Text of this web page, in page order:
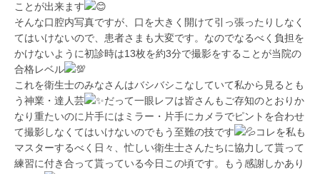
ことが出来ます
そんな口腔内写真ですが、口を大きく開けて引っ張ったりしなく
てはいけないので、患者さまも大変です。なのでなるべく負担を
かけないように初診時は13枚を約3分で撮影をすることが当院の
合格レベル
これを衛生士のみなさんはバシバシこなしていて私から見るとも
う神業・達人芸
だって一眼レフは皆さんもご存知のとおりか
なり重たいのに片手にはミラー・片手にカメラでピントを合わせ
て撮影しなくてはいけないのでもう至難の技です
コレを私も
マスターするべく日々、忙しい衛生士さんたちに協力して貰って
練習に付き合って貰っている今日この頃です。もう感謝しかあり